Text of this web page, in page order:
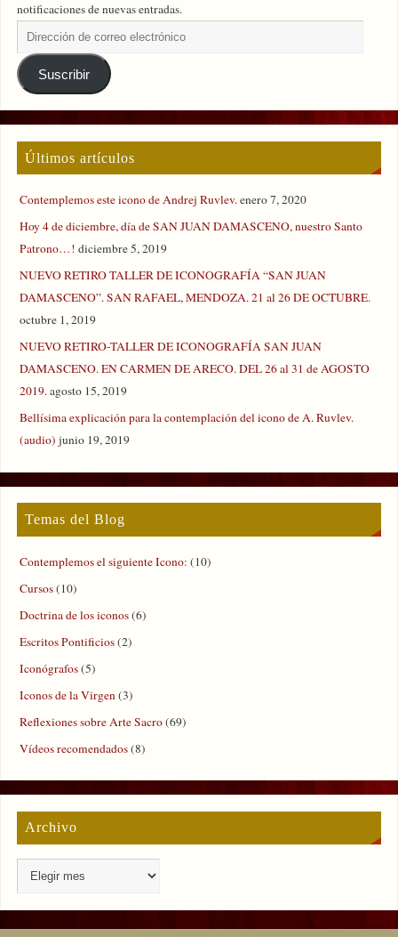
notificaciones de nuevas entradas.
Suscribir
Últimos artículos
Contemplemos este icono de Andrej Ruvlev.enero 7, 2020
Hoy 4 de diciembre, día de SAN JUAN DAMASCENO, nuestro Santo
Patrono…! diciembre 5, 2019
NUEVO RETIRO TALLER DE ICONOGRAFÍA “SAN JUAN
DAMASCENO”. SAN RAFAEL, MENDOZA. 21 al 26 DE OCTUBRE.
octubre 1, 2019
NUEVO RETIRO-TALLER DE ICONOGRAFÍA SAN JUAN
DAMASCENO. EN CARMEN DE ARECO. DEL 26 al 31 de AGOSTO
2019.agosto 15, 2019
Bellísima explicación para la contemplación del icono de A. Ruvlev.
(audio) junio 19, 2019
Temas del Blog
Contemplemos el siguiente Icono: (10)
Cursos(10)
Doctrina de los iconos(6)
Escritos Pontificios(2)
Iconógrafos(5)
Iconos de la Virgen (3)
Reflexiones sobre Arte Sacro(69)
Vídeos recomendados(8)
Archivo